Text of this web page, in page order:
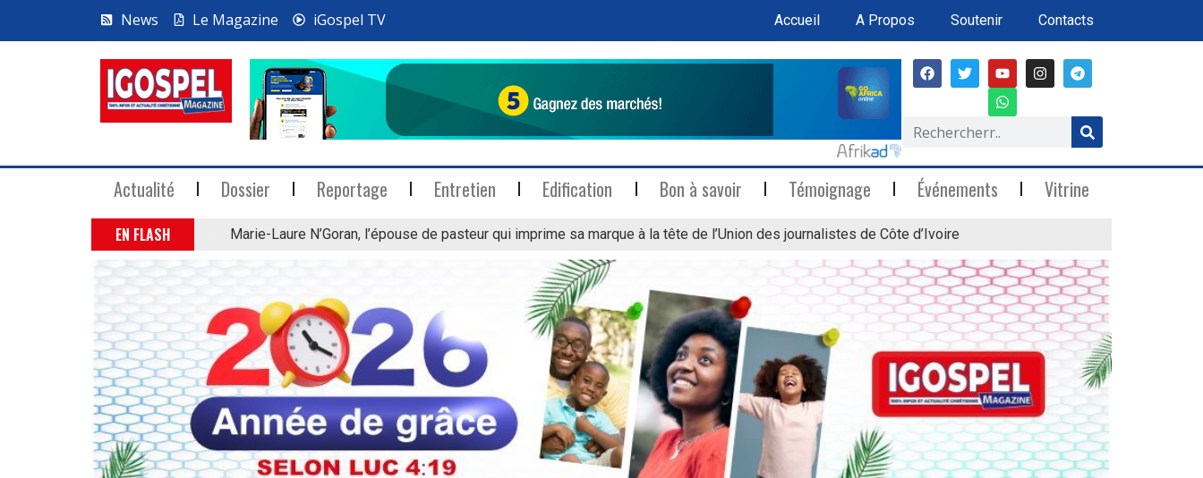
News Le Magazine iGospel TV Accueil A Propos Soutenir Contacts
Actualité Dossier Reportage Entretien Edification Bon à savoir Témoignage Événements Vitrine
EN FLASH Marie-Laure N’Goran, l’épouse de pasteur qui imprime sa marque à la tête de l’Union des journalistes de Côte d’Ivoire